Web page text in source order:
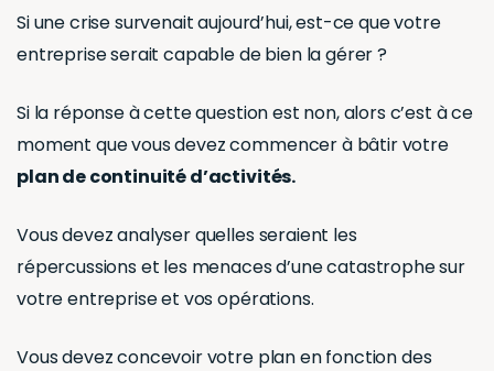
Si une crise survenait aujourd’hui, est-ce que votre
entreprise serait capable de bien la gérer ?
Si la réponse à cette question est non, alors c’est à ce
moment que vous devez commencer à bâtir votre
plan de continuité d’activités.
Vous devez analyser quelles seraient les
répercussions et les menaces d’une catastrophe sur
votre entreprise et vos opérations.
Vous devez concevoir votre plan en fonction des